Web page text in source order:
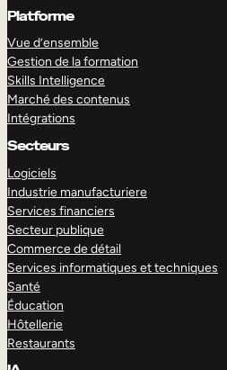
Platforme
Vue d’ensemble
Gestion de la formation
Skills Intelligence
Marché des contenus
Intégrations
Secteurs
Logiciels
Industrie manufacturiere
Services financiers
Secteur publique
Commerce de détail
Services informatiques et techniques
Santé
Éducation
Hôtellerie
Restaurants